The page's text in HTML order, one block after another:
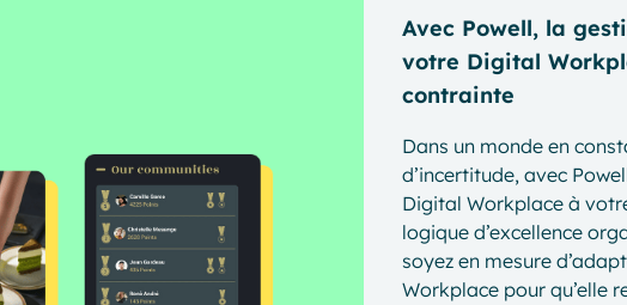
Avec Powell, la
votre Digital
contrainte
Dans un monde en
d’incertitude, avec
Digital Workplace à
logique d’excellence
soyez en mesure
Workplace pour qu’elle